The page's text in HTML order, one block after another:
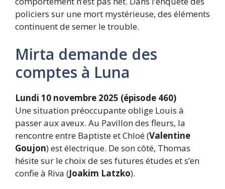
policiers sur une mort mystérieuse, des éléments
continuent de semer le trouble.
Mirta demande des
comptes à Luna
Lundi 10 novembre 2025 (épisode 460)
Une situation préoccupante oblige Louis à
passer aux aveux. Au Pavillon des fleurs, la
rencontre entre Baptiste et Chloé (Valentine
Goujon) est électrique. De son côté, Thomas
hésite sur le choix de ses futures études et s’en
confie à Riva (Joakim Latzko).